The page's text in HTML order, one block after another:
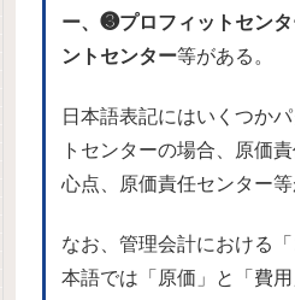
ー、❸プロフィットセン
ントセンター等がある。
日本語表記にはいくつか
トセンターの場合、原価
心点、原価責任センター等
なお、管理会計における
本語では「原価」と「費